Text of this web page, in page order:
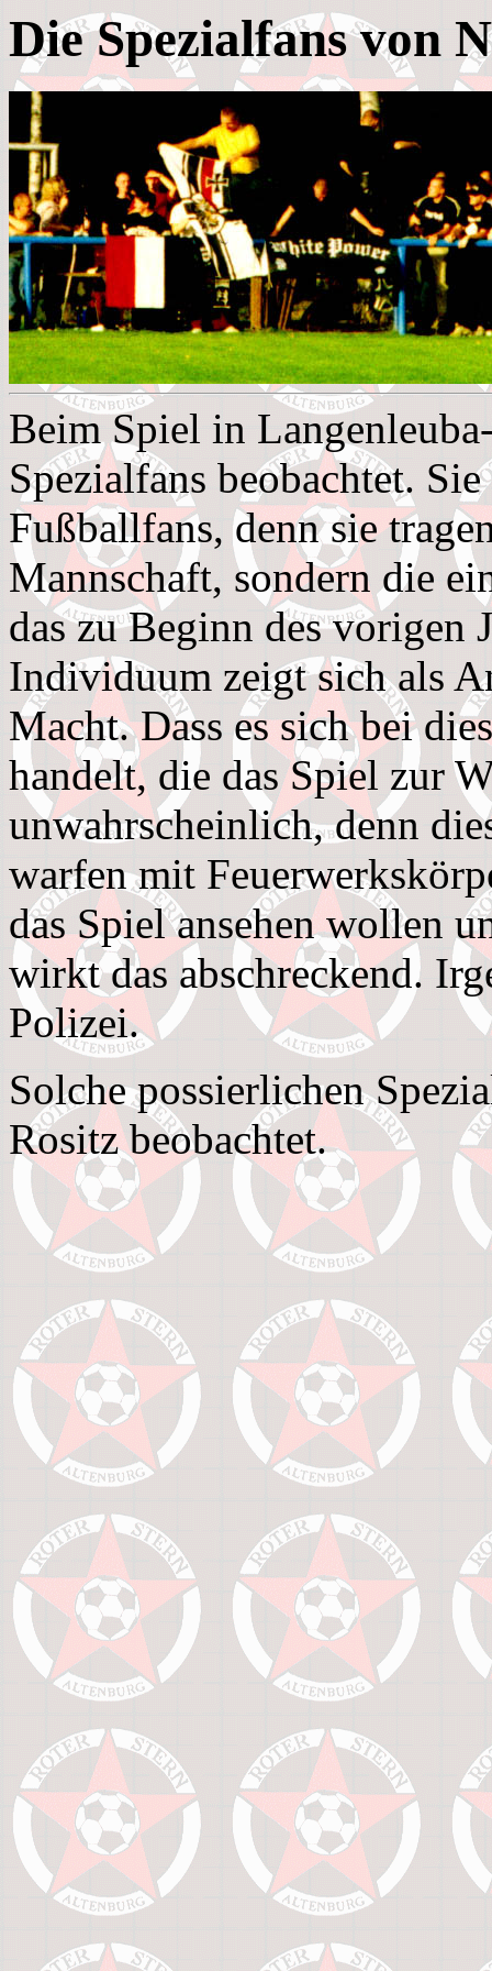
Die Spezialfans von
Beim Spiel in
Spezialfans beobachtet.
Fußballfans, denn sie
Mannschaft, sondern die
das zu Beginn des vorigen
Individuum zeigt sich als
Macht. Dass es sich bei
handelt, die das Spiel zur
unwahrscheinlich, denn
warfen mit
das Spiel ansehen wollen
wirkt das abschreckend.
Polizei.
Solche possierlichen
Rositz beobachtet.